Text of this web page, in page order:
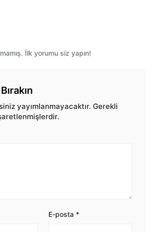
İlk yorumu siz yapın!
yayımlanmayacaktır. Gerekli
E-posta *